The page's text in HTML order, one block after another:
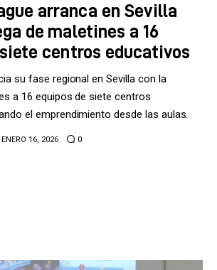
arranca en Sevilla
de maletines a 16
centros educativos
su fase regional en Sevilla con la
a 16 equipos de siete centros
el emprendimiento desde las aulas.
ENERO 16, 2026 0